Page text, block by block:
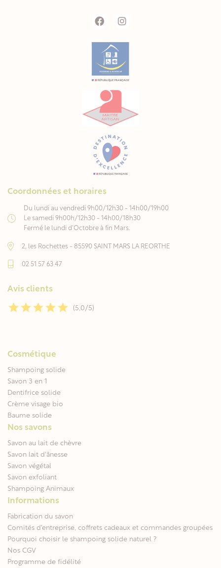
Coordonnées et horaires
Du lundi au vendredi 9h00/12h30 - 14h00/19h00
Le samedi 9h00h/12h30 - 14h00/18h30
Fermé le lundi d'Octobre à fin Mars.
2, les Rochettes - 85590 SAINT MARS LA REORTHE
02 51 57 63 47
Avis clients
(5,0/5)
Cosmétique
Shampoing solide
Savon 3 en 1
Dentifrice solide
Crème visage bio
Baume solide
Nos savons
Savon au lait de chèvre
Savon lait d'ânesse
Savon végétal
Savon exfoliant
Shampoing Animaux
Informations
Fabrication du savon
Comités d'entreprise, coffrets cadeaux et commandes groupées
Pourquoi choisir le shampoing solide naturel ?
Nos CGV
Programme de fidélité